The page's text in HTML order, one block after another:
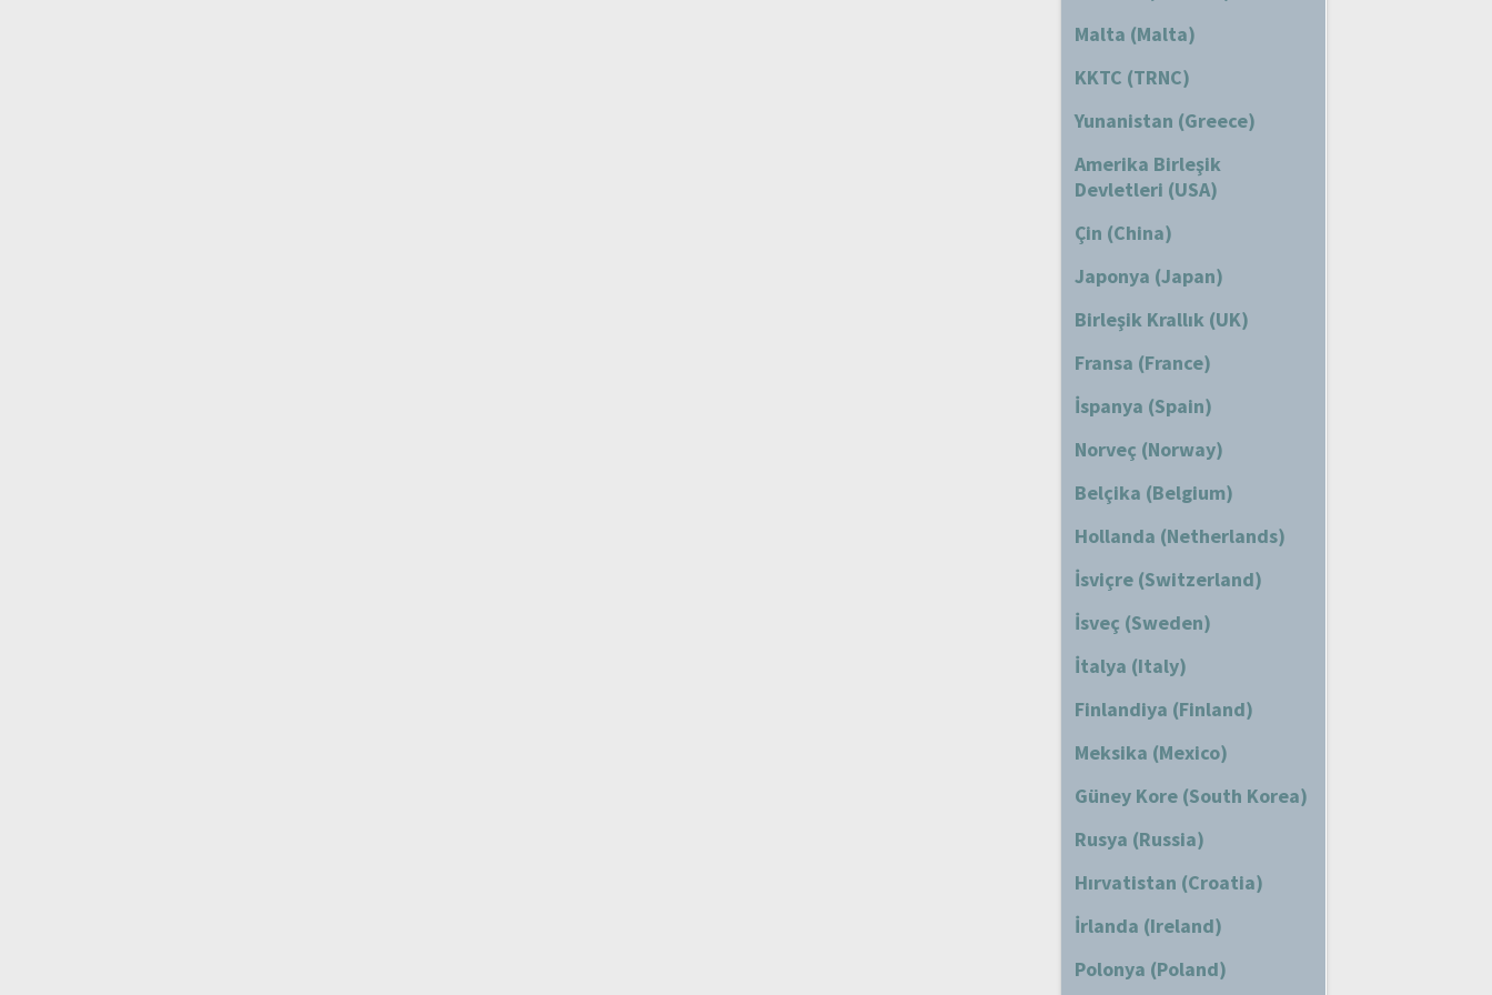
Malta (Malta)
KKTC (TRNC)
Yunanistan (Greece)
Amerika Birleşik
Devletleri (USA)
Çin (China)
Japonya (Japan)
Birleşik Krallık (UK)
Fransa (France)
İspanya (Spain)
Norveç (Norway)
Belçika (Belgium)
Hollanda (Netherlands)
İsviçre (Switzerland)
İsveç (Sweden)
İtalya (Italy)
Finlandiya (Finland)
Meksika (Mexico)
Güney Kore (South Korea)
Rusya (Russia)
Hırvatistan (Croatia)
İrlanda (Ireland)
Polonya (Poland)